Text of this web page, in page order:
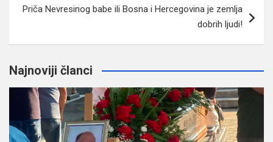
Priča Nevresinog babe ili Bosna i Hercegovina je zemlja
dobrih ljudi!
Najnoviji članci